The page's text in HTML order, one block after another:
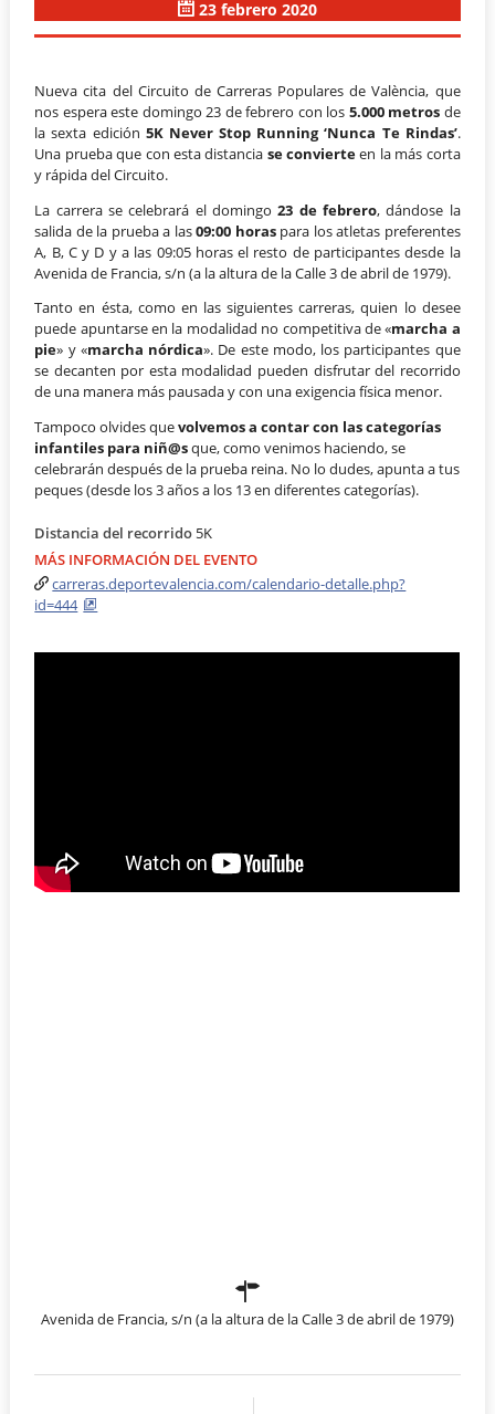
23 febrero 2020
Nueva cita del Circuito de Carreras Populares de València, que
nos espera este domingo 23 de febrero con los 5.000 metros de
la sexta edición 5K Never Stop Running ‘Nunca Te Rindas’.
Una prueba que con esta distancia se convierteen la más corta
y rápida del Circuito.
La carrera se celebrará el domingo23 de febrero, dándose la
salida de la prueba a las09:00 horaspara los atletas preferentes
A, B, C y D y a las 09:05 horas el resto de participantes desde la
Avenida de Francia, s/n (a la altura de la Calle 3 de abril de 1979).
Tanto en ésta, como en las siguientes carreras, quien lo desee
puede apuntarse en la modalidad no competitiva de «marcha a
pie» y «marcha nórdica». De este modo, los participantes que
se decanten por esta modalidad pueden disfrutar del recorrido
de una manera más pausada y con una exigencia física menor.
Tampoco olvides quevolvemos a contar con las categorías
infantiles para niñ@sque, como venimos haciendo, se
celebrarán después de la prueba reina. No lo dudes, apunta a tus
peques (desde los 3 años a los 13 en diferentes categorías).
Distancia del recorrido 5K
MÁS INFORMACIÓN DEL EVENTO
carreras.deportevalencia.com/calendario-detalle.php?
id=444
Avenida de Francia, s/n (a la altura de la Calle 3 de abril de 1979)